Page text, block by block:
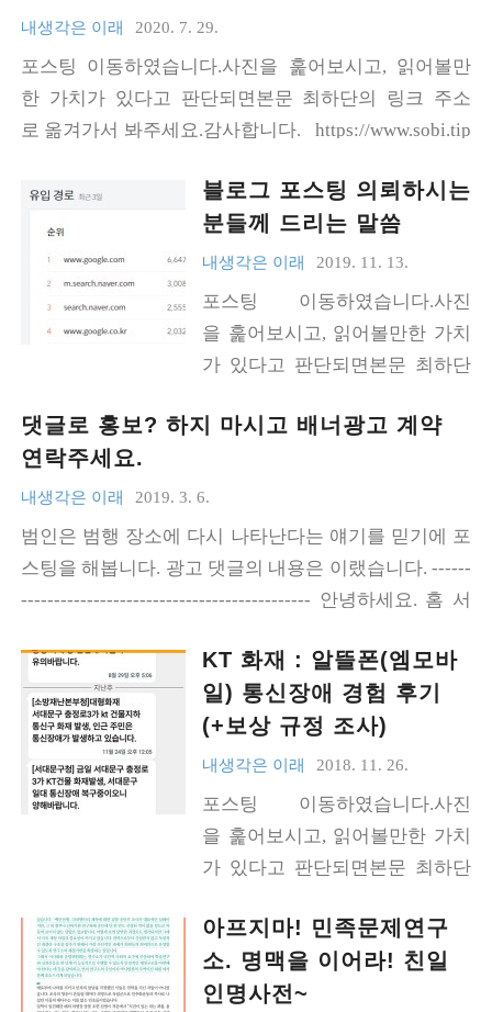
유/
내생각은 이래 2020. 7. 29.
포스팅 이동하였습니다.사진을 훑어보시고, 읽어볼만
한 가치가 있다고 판단되면본문 최하단의 링크 주소
로 옮겨가서 봐주세요.감사합니다. https://www.sobi.tip
블로그 포스팅 의뢰하시는
분들께 드리는 말씀
내생각은 이래 2019. 11. 13.
포스팅 이동하였습니다.사진
을 훑어보시고, 읽어볼만한 가치
가 있다고 판단되면본문 최하단
요.감사합니다. 결정을 하셨다
우측 사이드바 상단에 있습니
다.) https://www.sobi.tips/블로
그-포스팅-의뢰전에-읽어보세요/
댓글로 홍보? 하지 마시고 배너광고 계약
연락주세요.
내생각은 이래 2019. 3. 6.
범인은 범행 장소에 다시 나타난다는 얘기를 믿기에 포
스팅을 해봅니다. 광고 댓글의 내용은 이랬습니다. ------
-------------------------------------------- 안녕하세요. 홈 서
다. 1. 도메인 2. SSL 인증서 3. PHP + MySQL 4. 메일 서
버 5. 자동백업 6. 토렌트 7. Plex Media Server 8. Next Cl
oud 9. 워드프레스 10. 디렉토리 공유(Samba) 11. Java 1
2. 리눅스에 윈도우 구동 13. 기타 - Gitlab, Jenkins, Net
Data, Mariadb Tokudb Storage Engine, Mongodb, Redis,
uBuntu OS 자세한 내용은 견..
KT 화재 : 알뜰폰(엠모바
일) 통신장애 경험 후기
(+보상 규정 조사)
내생각은 이래 2018. 11. 26.
포스팅 이동하였습니다.사진
을 훑어보시고, 읽어볼만한 가치
가 있다고 판단되면본문 최하단
요.감사합니다. https://www.sobi.
tips/kt-화재-엠모바일-통신장애/
아프지마! 민족문제연구
소. 명맥을 이어라! 친일
인명사전~